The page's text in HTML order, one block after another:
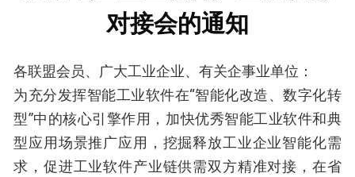
对接会的通知
各联盟会员、广大工业企业、有关企事业单位：
为充分发挥智能工业软件在“智能化改造、数字化转
型”中的核心引擎作用，加快优秀智能工业软件和典
型应用场景推广应用，挖掘释放工业企业智能化需
求，促进工业软件产业链供需双方精准对接，在省